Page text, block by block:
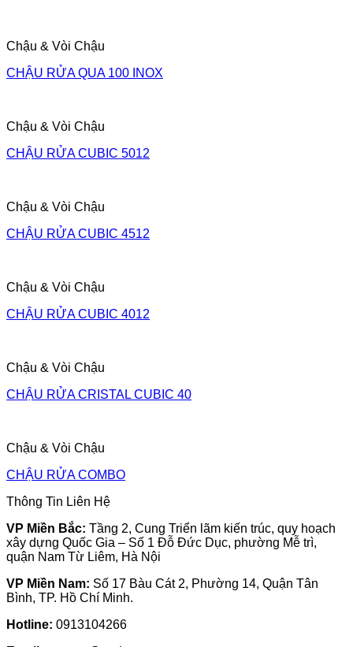
Chậu & Vòi Chậu
CHẬU RỬA QUA 100 INOX
Chậu & Vòi Chậu
CHẬU RỬA CUBIC 5012
Chậu & Vòi Chậu
CHẬU RỬA CUBIC 4512
Chậu & Vòi Chậu
CHẬU RỬA CUBIC 4012
Chậu & Vòi Chậu
CHẬU RỬA CRISTAL CUBIC 40
Chậu & Vòi Chậu
CHẬU RỬA COMBO
Thông Tin Liên Hệ
VP Miền Bắc: Tầng 2, Cung Triển lãm kiến trúc, quy hoạch
xây dựng Quốc Gia – Số 1 Đỗ Đức Dục, phường Mễ trì,
quận Nam Từ Liêm, Hà Nội
VP Miền Nam: Số 17 Bàu Cát 2, Phường 14, Quận Tân
Bình, TP. Hồ Chí Minh.
Hotline: 0913104266